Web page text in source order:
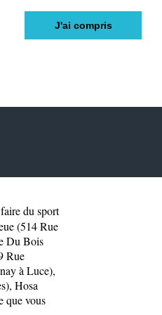
J'ai compris
du sport
(514 Rue
Du Bois
Rue
à Luce),
, Hosa
que vous